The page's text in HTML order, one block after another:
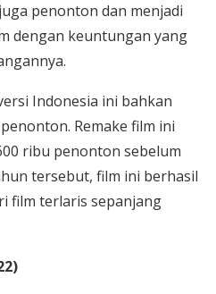
penonton dan menjadi
dengan keuntungan yang
Indonesia ini bahkan
Remake film ini
ribu penonton sebelum
tersebut, film ini berhasil
film terlaris sepanjang